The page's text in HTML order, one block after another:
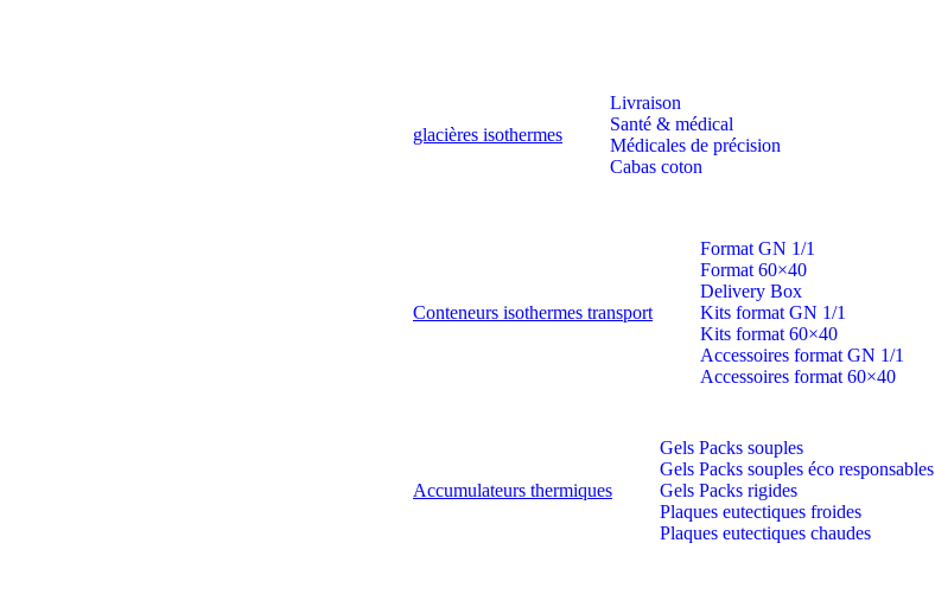
glacières isothermes
Livraison
Santé & médical
Médicales de précision
Cabas coton
Conteneurs isothermes transport
Format GN 1/1
Format 60×40
Delivery Box
Kits format GN 1/1
Kits format 60×40
Accessoires format GN 1/1
Accessoires format 60×40
Accumulateurs thermiques
Gels Packs souples
Gels Packs souples éco responsables
Gels Packs rigides
Plaques eutectiques froides
Plaques eutectiques chaudes